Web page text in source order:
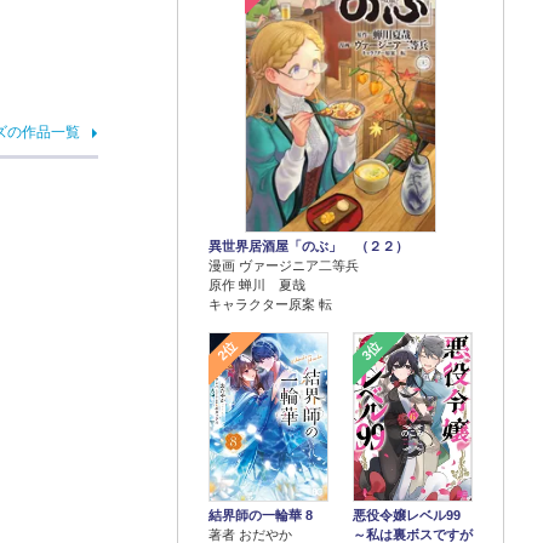
の作品一覧
異世界居酒屋「のぶ」 （２２）
漫画 ヴァージニア二等兵
原作 蝉川 夏哉
キャラクター原案 転
2位
結界師の一輪華 8
著者 おだやか
3位
悪役令嬢レベル99
～私は裏ボスですが